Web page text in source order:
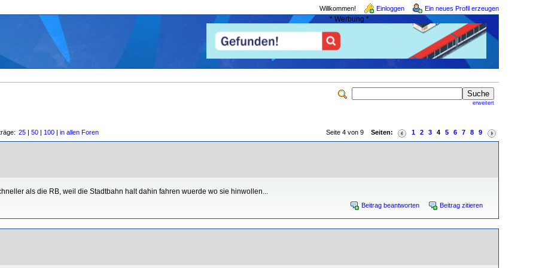
Willkommen! Einloggen Ein neues Profil erzeugen
* Werbung *
erweitert
25 | 50 | 100 | in allen Foren Seite 4 von 9 Seiten: 1 2 3 4 5 6 7 8 9
als die RB, weil die Stadtbahn halt dahin fahren wuerde wo sie hinwollen...
Beitrag beantworten Beitrag zitieren